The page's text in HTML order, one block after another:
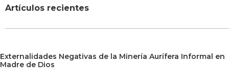
Artículos recientes
Externalidades Negativas de la Minería Aurífera Informal en
Madre de Dios